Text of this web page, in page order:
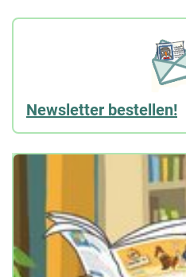
Newsletter bestellen!